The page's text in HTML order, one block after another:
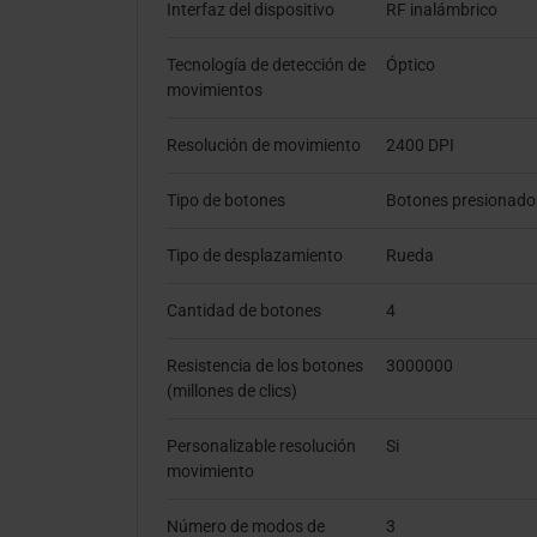
Interfaz del dispositivo RF inalámbrico
Tecnología de detección de
movimientos
Óptico
Resolución de movimiento 2400 DPI
Tipo de botones Botones
Tipo de desplazamiento Rueda
Cantidad de botones 4
Resistencia de los botones
(millones de clics)
3000000
Personalizable resolución
movimiento
Si
Número de modos de 3